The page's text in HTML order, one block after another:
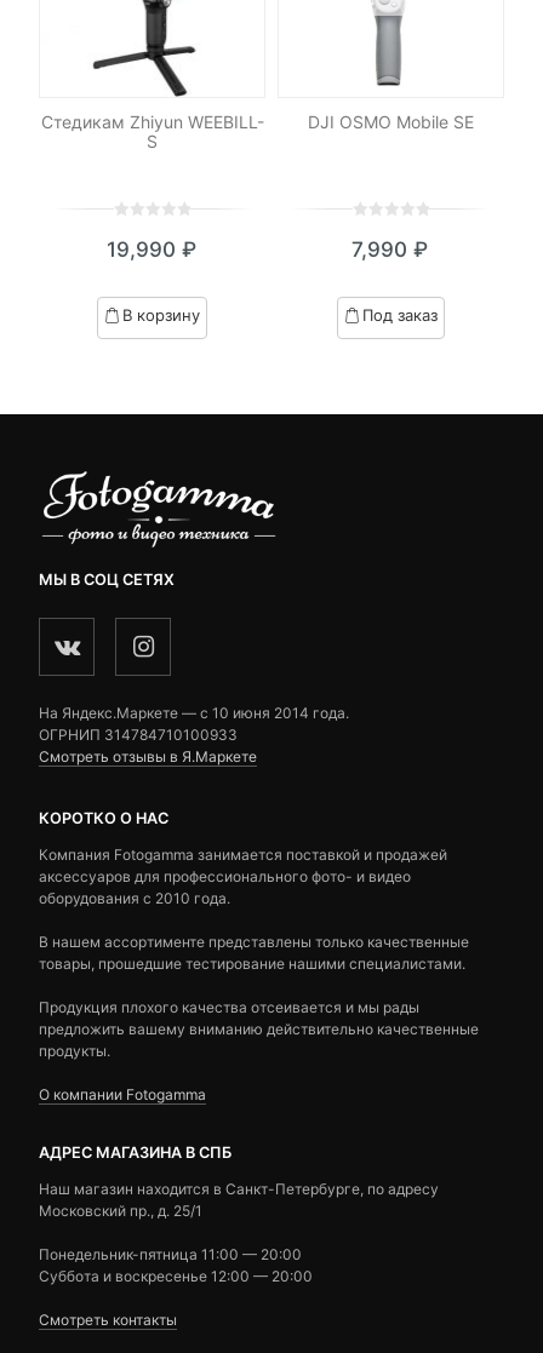
Стедикам Zhiyun WEEBILL-
S
out
based
on
19,990 ₽
В корзину
DJI OSMO Mobile SE
out
based
on
7,990 ₽
Под заказ
МЫ В СОЦ СЕТЯХ
На Яндекс.Маркете — c 10 июня 2014 года.
ОГРНИП 314784710100933
Смотреть отзывы в Я.Маркете
КОРОТКО О НАС
Компания Fotogamma занимается поставкой и продажей
аксессуаров для профессионального фото- и видео
оборудования с 2010 года.
В нашем ассортименте представлены только качественные
товары, прошедшие тестирование нашими специалистами.
Продукция плохого качества отсеивается и мы рады
предложить вашему вниманию действительно качественные
продукты.
О компании Fotogamma
АДРЕС МАГАЗИНА В СПБ
Наш магазин находится в Санкт-Петербурге, по адресу
Московский пр., д. 25/1
Понедельник-пятница 11:00 — 20:00
Суббота и воскресенье 12:00 — 20:00
Смотреть контакты